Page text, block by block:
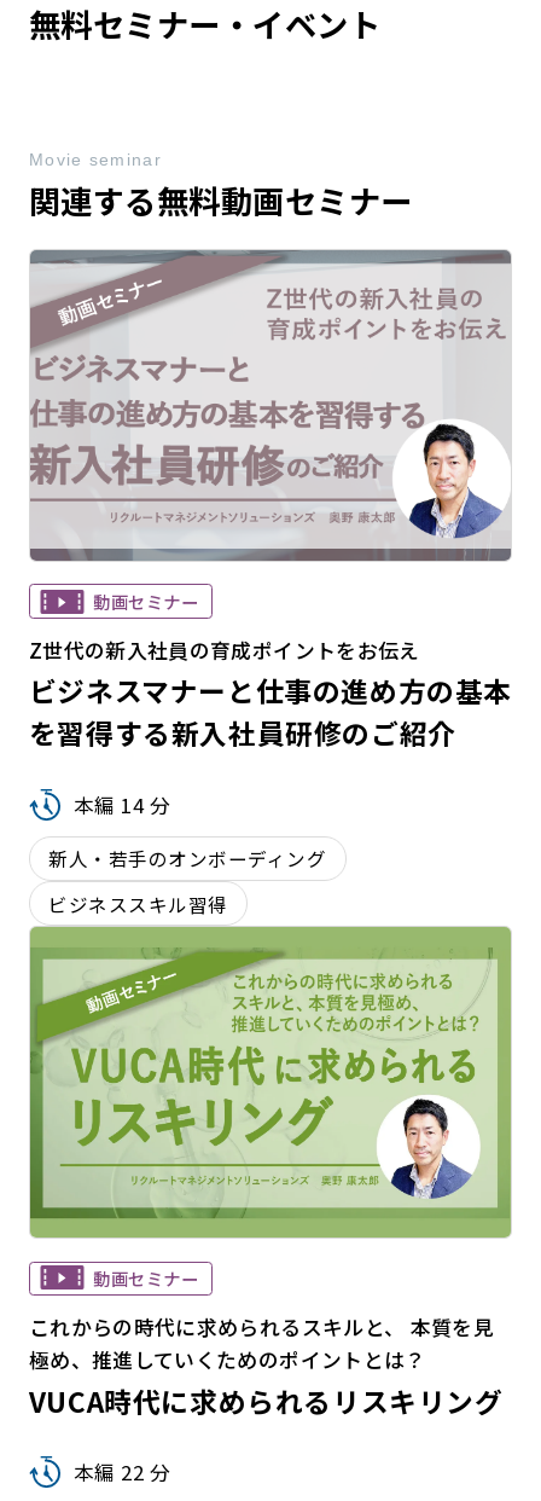
無料セミナー・イベント
関連する無料動画セミナー
Movie seminar
動画セミナー
Z世代の新入社員の育成ポイントをお伝え
ビジネスマナーと仕事の進め方の基本
を習得する新入社員研修のご紹介
本編 14 分
新人・若手のオンボーディング
ビジネススキル習得
動画セミナー
これからの時代に求められるスキルと、 本質を見
極め、推進していくためのポイントとは？
VUCA時代に求められるリスキリング
本編 22 分